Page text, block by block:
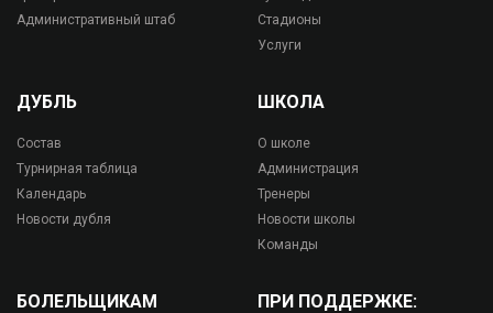
Административный штаб
Стадионы
Услуги
ДУБЛЬ
Состав
Турнирная таблица
Календарь
Новости дубля
ШКОЛА
О школе
Администрация
Тренеры
Новости школы
Команды
БОЛЕЛЬЩИКАМ ПРИ ПОДДЕРЖКЕ: